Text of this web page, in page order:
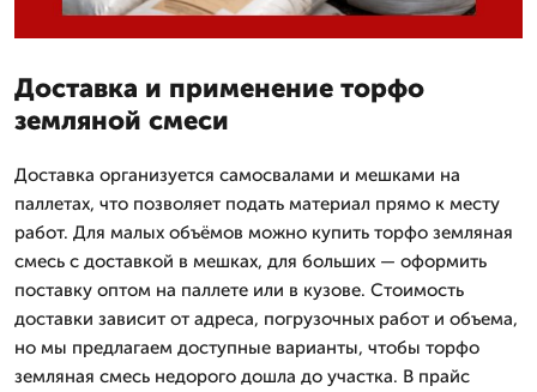
Доставка и применение торфо
земляной смеси
Доставка организуется самосвалами и мешками на
паллетах, что позволяет подать материал прямо к месту
работ. Для малых объёмов можно купить торфо земляная
смесь с доставкой в мешках, для больших — оформить
поставку оптом на паллете или в кузове. Стоимость
доставки зависит от адреса, погрузочных работ и объема,
но мы предлагаем доступные варианты, чтобы торфо
земляная смесь недорого дошла до участка. В прайс